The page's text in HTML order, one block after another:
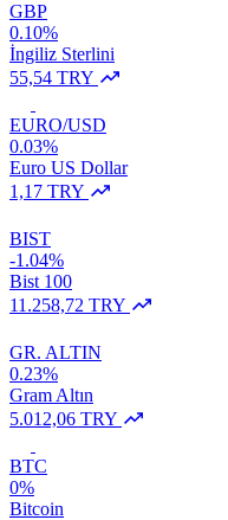
GBP
0.10%
İngiliz Sterlini
55,54 TRY
EURO/USD
0.03%
Euro US Dollar
1,17 TRY
BIST
-1.04%
Bist 100
11.258,72 TRY
GR. ALTIN
0.23%
Gram Altın
5.012,06 TRY
BTC
0%
Bitcoin